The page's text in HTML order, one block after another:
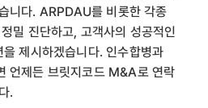
니다. ARPDAU를 비롯한 각종
밀 진단하고, 고객사의 성공적인
제시하겠습니다. 인수합병과
언제든 브릿지코드 M&A로 연락
.